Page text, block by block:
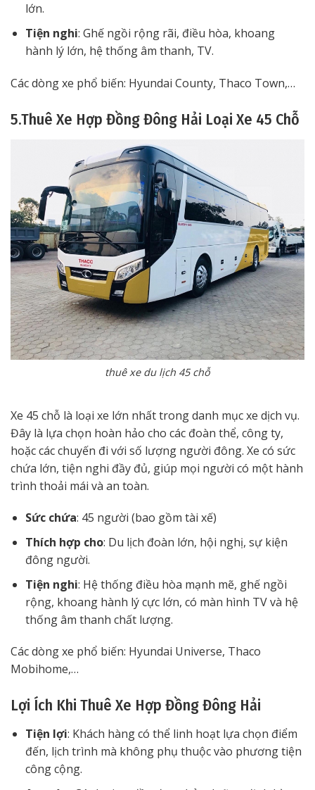
lớn.
Tiện nghi: Ghế ngồi rộng rãi, điều hòa, khoang
hành lý lớn, hệ thống âm thanh, TV.
Các dòng xe phổ biến: Hyundai County, Thaco Town,…
5.Thuê Xe Hợp Đồng Đông Hải Loại Xe 45 Chỗ
thuê xe du lịch 45 chỗ
Xe 45 chỗ là loại xe lớn nhất trong danh mục xe dịch vụ.
Đây là lựa chọn hoàn hảo cho các đoàn thể, công ty,
hoặc các chuyến đi với số lượng người đông. Xe có sức
chứa lớn, tiện nghi đầy đủ, giúp mọi người có một hành
trình thoải mái và an toàn.
Sức chứa: 45 người (bao gồm tài xế)
Thích hợp cho: Du lịch đoàn lớn, hội nghị, sự kiện
đông người.
Tiện nghi: Hệ thống điều hòa mạnh mẽ, ghế ngồi
rộng, khoang hành lý cực lớn, có màn hình TV và hệ
thống âm thanh chất lượng.
Các dòng xe phổ biến: Hyundai Universe, Thaco
Mobihome,…
Lợi Ích Khi Thuê Xe Hợp Đồng Đông Hải
Tiện lợi: Khách hàng có thể linh hoạt lựa chọn điểm
đến, lịch trình mà không phụ thuộc vào phương tiện
công cộng.